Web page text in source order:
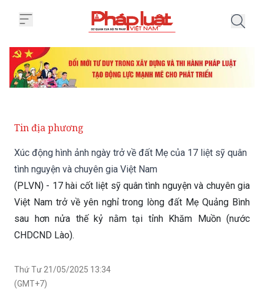
Tin địa phương
Xúc động hình ảnh ngày trở về đất Mẹ của 17 liệt sỹ quân
tình nguyện và chuyên gia Việt Nam
(PLVN) - 17 hài cốt liệt sỹ quân tình nguyện và chuyên gia
Việt Nam trở về yên nghỉ trong lòng đất Mẹ Quảng Bình
sau hơn nửa thế kỷ nằm tại tỉnh Khăm Muồn (nước
CHDCND Lào).
Thứ Tư 21/05/2025 13:34
(GMT+7)